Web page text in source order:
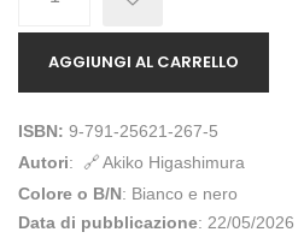
AGGIUNGI AL CARRELLO
ISBN: 9-791-25621-267-5
Autori:
Akiko Higashimura
Colore o B/N: Bianco e nero
Data di pubblicazione: 22/05/2026